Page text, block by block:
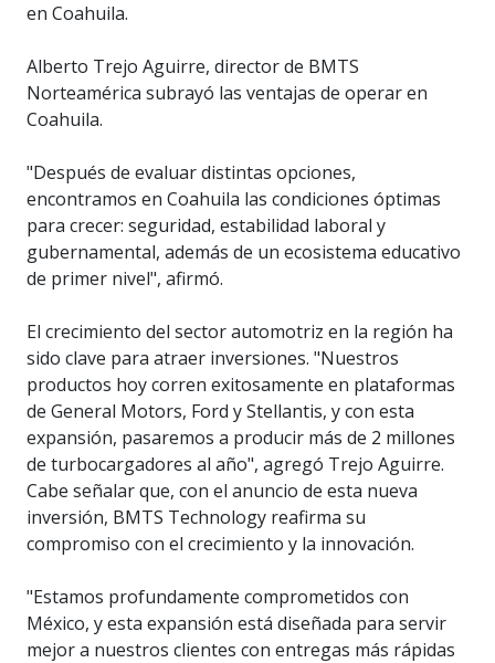
en Coahuila.
Alberto Trejo Aguirre, director de BMTS
Norteamérica subrayó las ventajas de operar en
Coahuila.
"Después de evaluar distintas opciones,
encontramos en Coahuila las condiciones óptimas
para crecer: seguridad, estabilidad laboral y
gubernamental, además de un ecosistema educativo
de primer nivel", afirmó.
El crecimiento del sector automotriz en la región ha
sido clave para atraer inversiones. "Nuestros
productos hoy corren exitosamente en plataformas
de General Motors, Ford y Stellantis, y con esta
expansión, pasaremos a producir más de 2 millones
de turbocargadores al año", agregó Trejo Aguirre.
Cabe señalar que, con el anuncio de esta nueva
inversión, BMTS Technology reafirma su
compromiso con el crecimiento y la innovación.
"Estamos profundamente comprometidos con
México, y esta expansión está diseñada para servir
mejor a nuestros clientes con entregas más rápidas